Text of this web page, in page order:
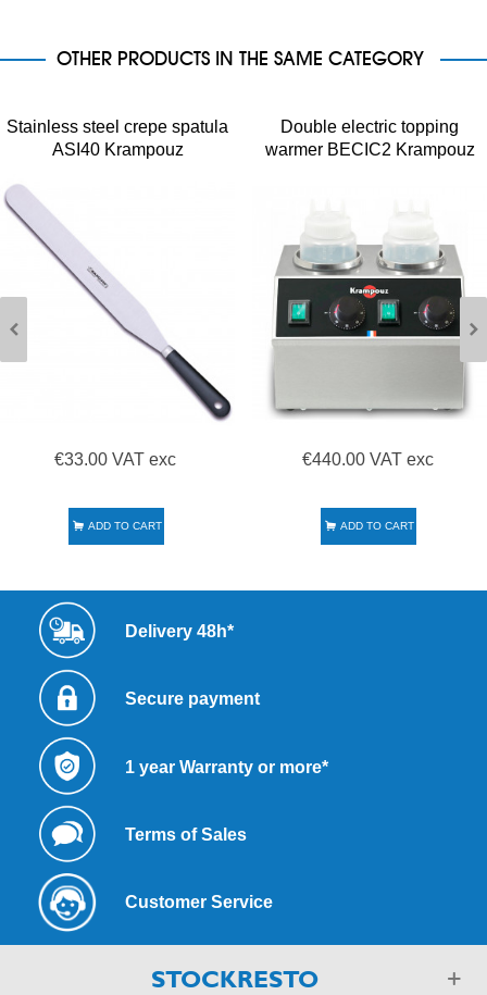
OTHER PRODUCTS IN THE SAME CATEGORY
Stainless steel crepe spatula
ASI40 Krampouz
€33.00 VAT exc
ADD TO CART
Double electric topping
warmer BECIC2 Krampouz
€440.00 VAT exc
ADD TO CART
Delivery 48h*
Secure payment
1 year Warranty or more*
Terms of Sales
Customer Service
STOCKRESTO